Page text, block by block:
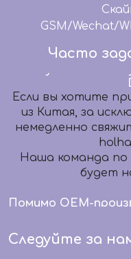
GSM/Wechat/
Часто
микросхем,
дизайнеров
Могу ли я также
Если вы хотите
из Китая, за
немедленно
Наша команда по
будет
время мы
Следуйте за